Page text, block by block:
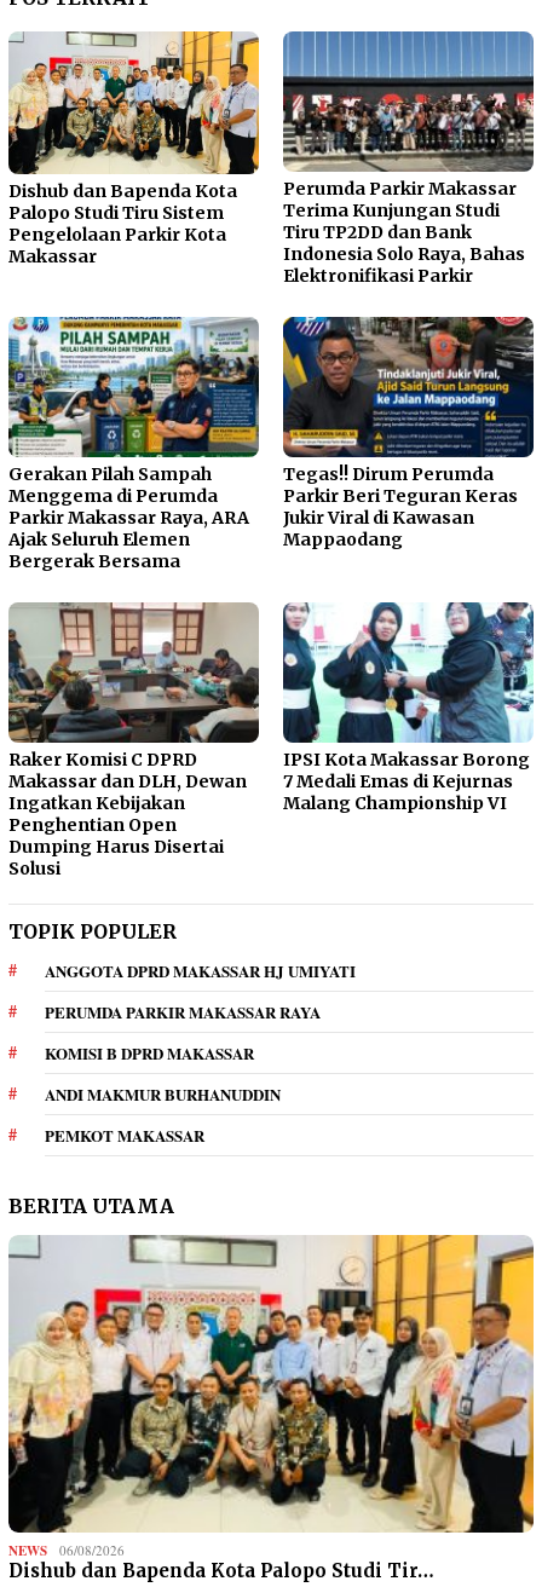
Dishub dan Bapenda Kota
Palopo Studi Tiru Sistem
Pengelolaan Parkir Kota
Makassar
Perumda Parkir Makassar
Terima Kunjungan Studi
Tiru TP2DD dan Bank
Indonesia Solo Raya, Bahas
Elektronifikasi Parkir
Gerakan Pilah Sampah
Menggema di Perumda
Parkir Makassar Raya, ARA
Ajak Seluruh Elemen
Bergerak Bersama
Tegas!! Dirum Perumda
Parkir Beri Teguran Keras
Jukir Viral di Kawasan
Mappaodang
Raker Komisi C DPRD
Makassar dan DLH, Dewan
Ingatkan Kebijakan
Penghentian Open
Dumping Harus Disertai
Solusi
IPSI Kota Makassar Borong
7 Medali Emas di Kejurnas
Malang Championship VI
TOPIK POPULER
ANGGOTA DPRD MAKASSAR HJ UMIYATI
PERUMDA PARKIR MAKASSAR RAYA
KOMISI B DPRD MAKASSAR
ANDI MAKMUR BURHANUDDIN
PEMKOT MAKASSAR
BERITA UTAMA
NEWS 06/08/2026
Dishub dan Bapenda Kota Palopo Studi Tir…